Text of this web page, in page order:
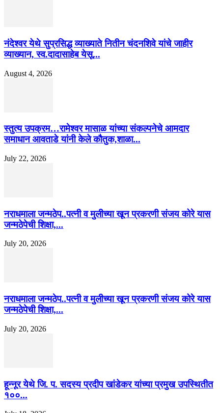
नंदेश्वर येथे सुप्रसिद्ध व्याख्याते नितीन चंदनशिवे यांचे जाहीर
व्याख्यान, स्व.दादासाहेब येसू...
August 4, 2026
स्तुत्य उपक्रम…रामेश्वर मासाळ यांच्या संकल्पनेचे आमदार
समाधान आवताडे यांनी केले कौतुक,शाळा...
July 22, 2026
नराधमाला जन्मठेप..पत्नी व मुलीच्या खून प्रकरणी संजय कोरे यास
जन्मठेपेची शिक्षा,...
July 20, 2026
नराधमाला जन्मठेप..पत्नी व मुलीच्या खून प्रकरणी संजय कोरे यास
जन्मठेपेची शिक्षा,...
July 20, 2026
हून्नूर येथे जि. प. सदस्य प्रदीप खांडेकर यांच्या प्रमुख उपस्थितीत
१००...